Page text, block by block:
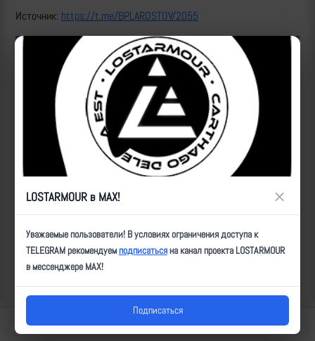
Источник: https://t.me/BPLAROSTOV/2055
ID: | Автор: | Дата:2024-06-03| Просмотров:1191
FPV,
автотранспорт, уничтожен
Популярные за сегодня видео
Lostarmour | Carthago Delenda Est | 2014-2026
LOSTARMOUR в MAX! ×
Уважаемые пользователи! В условиях ограничения доступа к
TELEGRAM рекомендуемподписатьсяна канал проекта LOSTARMOUR
в мессенджере MAX!
Подписаться